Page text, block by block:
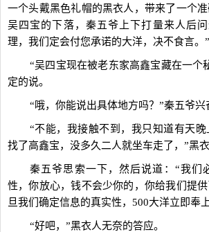
一个头戴黑色礼帽的黑衣人，带来了一个
吴四宝的下落，秦五爷上下打量来人后
理，我们定会付您承诺的大洋，决不食言。”
“吴四宝现在被老东家高鑫宝藏在一个
定的说。
“哦，你能说出具体地方吗？”秦五爷兴
“不能，我接触不到，我只知道有天
找了高鑫宝，没多久二人就坐车走了，”黑衣
秦五爷思索一下，然后说道：“我们
性，你放心，钱不会少你的，你给我们提
旦我们确定信息的真实性，500大洋立即奉
“好吧，”黑衣人无奈的答应。